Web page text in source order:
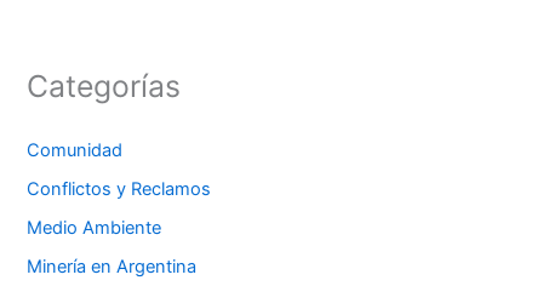
Categorías
Comunidad
Conflictos y Reclamos
Medio Ambiente
Minería en Argentina